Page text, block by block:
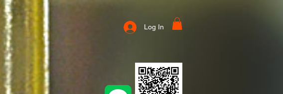
Log In